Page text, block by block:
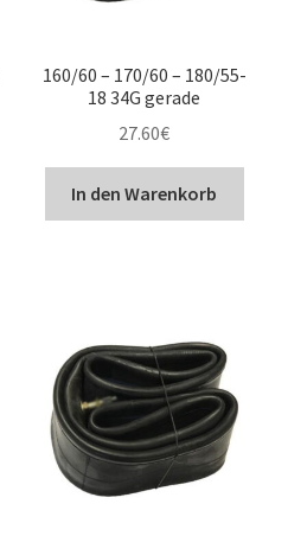
160/60 – 170/60 – 180/55-
18 34G gerade
27.60€
In den Warenkorb